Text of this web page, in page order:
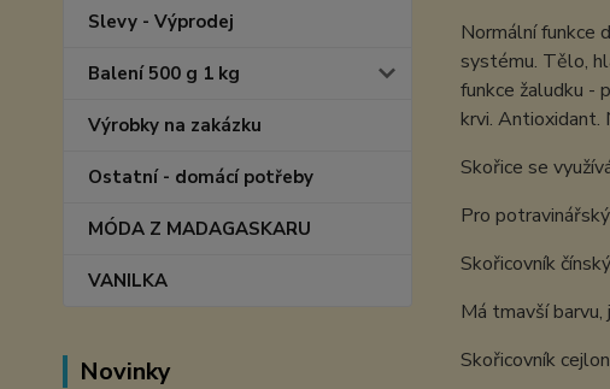
Slevy - Výprodej
Balení 500 g 1 kg
Výrobky na zakázku
Ostatní - domácí potřeby
MÓDA Z MADAGASKARU
VANILKA
Novinky
Normální funkce
systému. Tělo,
funkce žaludku -
krvi. Antioxidant.
Skořice se
Pro
Skořicovník
Má tmavší barvu,
Skořicovník